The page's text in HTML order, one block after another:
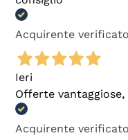
Acquirente verificato
Ieri
Offerte
Acquirente verificato